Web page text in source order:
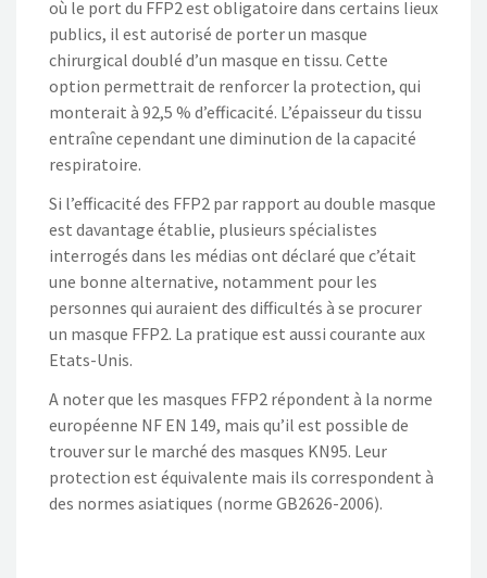
où le port du FFP2 est obligatoire dans certains lieux
publics, il est autorisé de porter un masque
chirurgical doublé d’un masque en tissu. Cette
option permettrait de renforcer la protection, qui
monterait à 92,5 % d’efficacité. L’épaisseur du tissu
entraîne cependant une diminution de la capacité
respiratoire.
Si l’efficacité des FFP2 par rapport au double masque
est davantage établie, plusieurs spécialistes
interrogés dans les médias ont déclaré que c’était
une bonne alternative, notamment pour les
personnes qui auraient des difficultés à se procurer
un masque FFP2. La pratique est aussi courante aux
Etats-Unis.
A noter que les masques FFP2 répondent à la norme
européenne NF EN 149, mais qu’il est possible de
trouver sur le marché des masques KN95. Leur
protection est équivalente mais ils correspondent à
des normes asiatiques (norme GB2626-2006).